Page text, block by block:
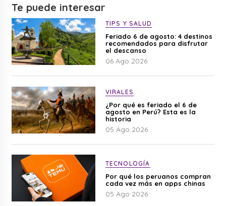
Te puede interesar
TIPS Y SALUD
Feriado 6 de agosto: 4 destinos
recomendados para disfrutar
el descanso
06 Ago 2026
VIRALES
¿Por qué es feriado el 6 de
agosto en Perú? Esta es la
historia
05 Ago 2026
TECNOLOGÍA
Por qué los peruanos compran
cada vez más en apps chinas
05 Ago 2026